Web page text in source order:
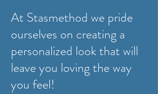
At Stasmethod we pride
ourselves on creating a
personalized look that will
leave you loving the way
you feel!